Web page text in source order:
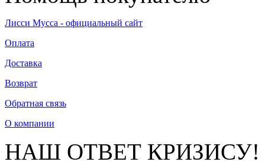
Лисси Мусса - официальный сайт
Оплата
Доставка
Возврат
Обратная связь
О компании
НАШ ОТВЕТ КРИЗИСУ!